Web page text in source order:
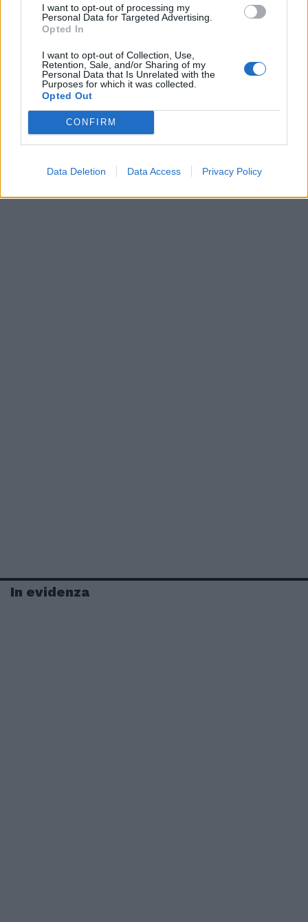
I want to opt-out of processing my
Personal Data for Targeted Advertising.
Opted In
I want to opt-out of Collection, Use,
Retention, Sale, and/or Sharing of my
Personal Data that Is Unrelated with the
Purposes for which it was collected.
Opted Out
CONFIRM
Data Deletion Data Access Privacy Policy
In evidenza